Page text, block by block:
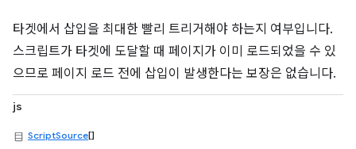
타겟에서 삽입을 최대한 빨리 트리거해야 하는지 여부입니다.
스크립트가 타겟에 도달할 때 페이지가 이미 로드되었을 수 있
으므로 페이지 로드 전에 삽입이 발생한다는 보장은 없습니다.
js
ScriptSource[]